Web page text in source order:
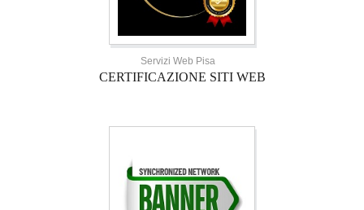
Servizi Web Pisa
CERTIFICAZIONE SITI WEB